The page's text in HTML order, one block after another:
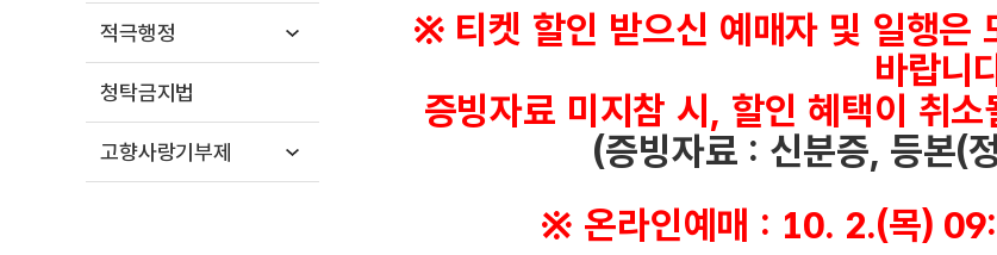
적극행정
청탁금지법
고향사랑기부제
원
사
일
,
예
방
※ 티켓 할인 받으신 예매자 및 일행은
바랍니
증빙자료 미지참 시, 할인 혜택이 취
(증빙자료 : 신분증, 등본(
※ 온라인예매 : 10. 2.(목)